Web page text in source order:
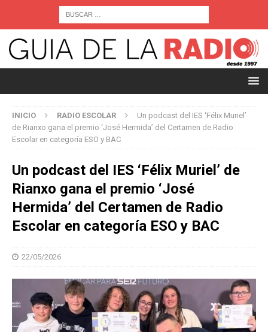
INICIO RADIO ESCOLAR
Un podcast del IES ‘Félix Muriel’
de Rianxo gana el premio ‘José Hermida’ del Certamen de Radio
Escolar en categoría ESO y BAC
Un podcast del IES ‘Félix Muriel’ de
Rianxo gana el premio ‘José
Hermida’ del Certamen de Radio
Escolar en categoría ESO y BAC
22/05/2026